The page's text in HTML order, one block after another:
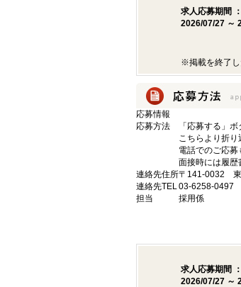
求人応募期間 ：
2026/07/27 ～
※掲載を終了し
応募情報
応募方法
「応募する」
こちらより折り
電話でのご応募
面接時には履歴
連絡先住所〒141-0032
連絡先TEL03-6258-0497
担当
採用係
求人応募期間 ：
2026/07/27 ～